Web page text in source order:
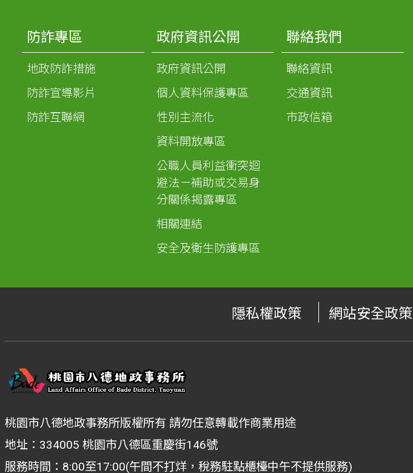
防詐專區
地政防詐措施
防詐宣導影片
防詐互聯網
政府資訊公開
政府資訊公開
個人資料保護專區
性別主流化
資料開放專區
公職人員利益衝突迴
避法－補助或交易身
分關係揭露專區
相關連結
安全及衛生防護專區
聯絡我們
聯絡資訊
交通資訊
市政信箱
隱私權政策 網站安全政策
桃園市八德地政事務所版權所有 請勿任意轉載作商業用途
地址：334005 桃園市八德區重慶街146號
服務時間：8:00至17:00(午間不打烊，稅務駐點櫃檯中午不提供服務)